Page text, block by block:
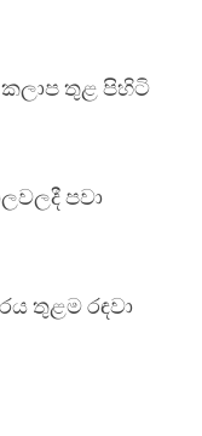
තුළ පිහිටි
පවා
තුළම රඳවා